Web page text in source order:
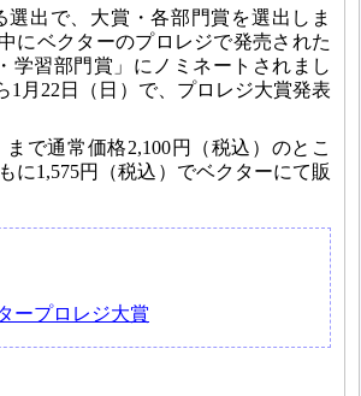
出で、大賞・各部門賞を選出しま
にベクターのプロレジで発売された
学習部門賞」にノミネートされまし
1月22日（日）で、プロレジ大賞発表
で通常価格2,100円（税込）のとこ
に1,575円（税込）でベクターにて販
ープロレジ大賞